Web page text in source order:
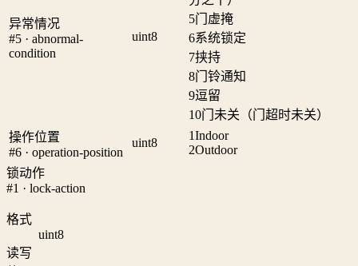
异常情况
#5 · abnormal-
condition
uint8
5门虚掩
6系统锁定
7挟持
8门铃通知
9逗留
10门未关（门超时未关）
操作位置
#6 · operation-position
uint8
1Indoor
2Outdoor
锁动作
#1 · lock-action
格式
uint8
读写